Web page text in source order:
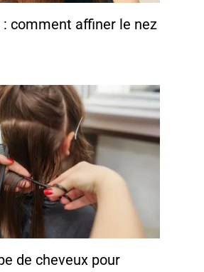
comment affiner le nez
de cheveux pour